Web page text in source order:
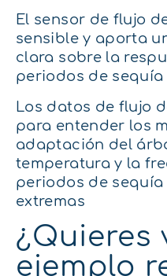
El sensor de flujo
sensible y aporta
clara sobre la
periodos de sequía
Los datos de flujo
para entender los
adaptación del
temperatura y la
periodos de
extremas
¿Quieres
ejemplo